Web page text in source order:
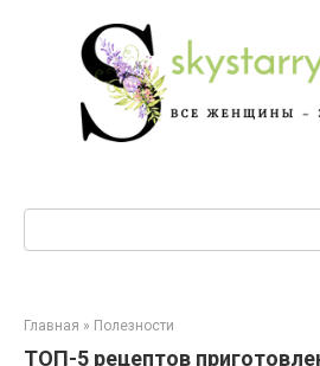
Поиск:
Главная » Полезности
ТОП-5 рецептов